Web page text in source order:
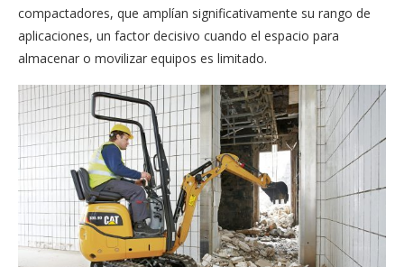
compactadores, que amplían significativamente su rango de
aplicaciones, un factor decisivo cuando el espacio para
almacenar o movilizar equipos es limitado.